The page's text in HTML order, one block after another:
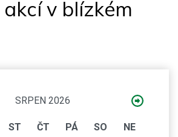
v blízkém
SRPEN 2026
ST ČT PÁ SO
NE